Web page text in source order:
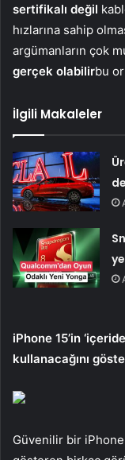
sertifikalı değil
hızlarına sahip
argümanların çok
gerçek olabilirbu
İlgili Makaleler
iPhone 15’in
kullanacağını
Güvenilir bir iPhone